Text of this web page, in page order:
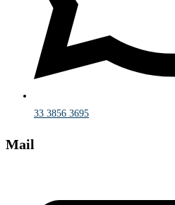
33 3856 3695
Mail